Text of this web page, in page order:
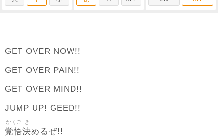
GET OVER NOW!!
GET OVER PAIN!!
GET OVER MIND!!
JUMP UP! GEED!!
覚悟
かくご
決
き
めるぜ!!